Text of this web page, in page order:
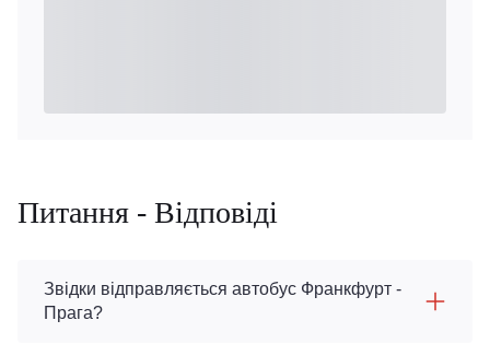
Питання - Відповіді
Звідки відправляється автобус Франкфурт -
Прага?